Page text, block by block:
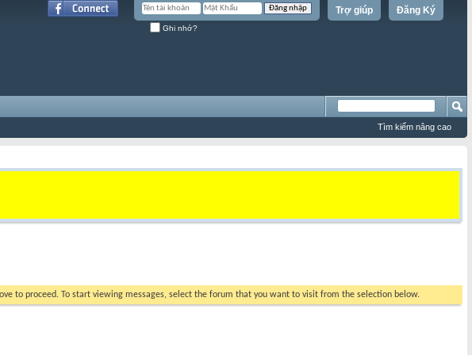
Đăng Ký
Trợ giúp
Ghi nhớ?
Tìm kiếm nâng cao
to proceed. To start viewing messages, select the forum that you want to visit from the selection below.